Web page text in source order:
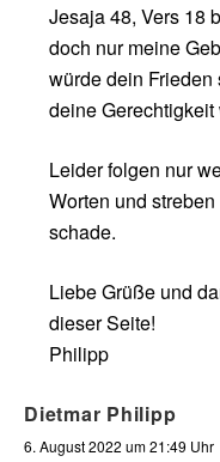
Jesaja 48, Vers 18
doch nur meine
würde dein
deine
Leider folgen nur
Worten und
schade.
Liebe Grüße und
dieser Seite!
Philipp
Dietmar Philipp
6. August 2022 um 21:49 Uhr